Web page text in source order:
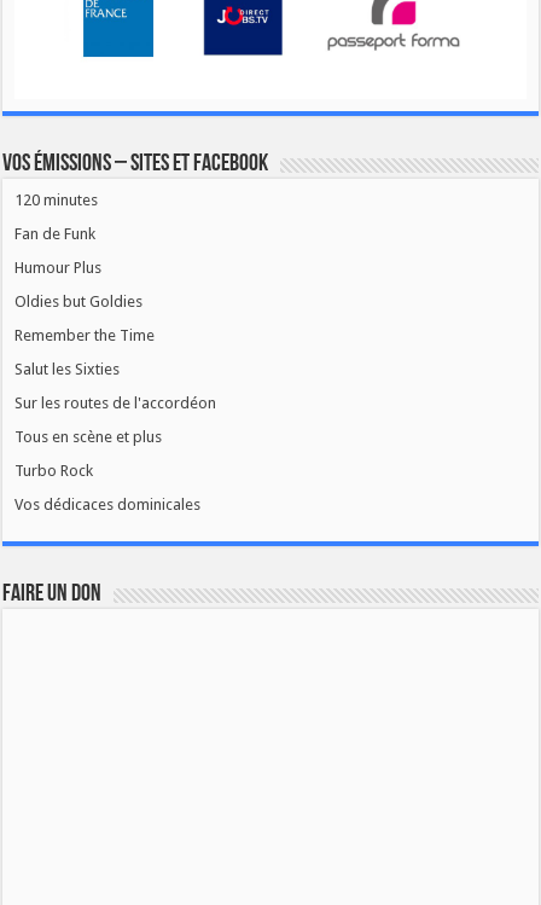
Vos émissions – Sites et Facebook
120 minutes
Fan de Funk
Humour Plus
Oldies but Goldies
Remember the Time
Salut les Sixties
Sur les routes de l'accordéon
Tous en scène et plus
Turbo Rock
Vos dédicaces dominicales
FAIRE UN DON